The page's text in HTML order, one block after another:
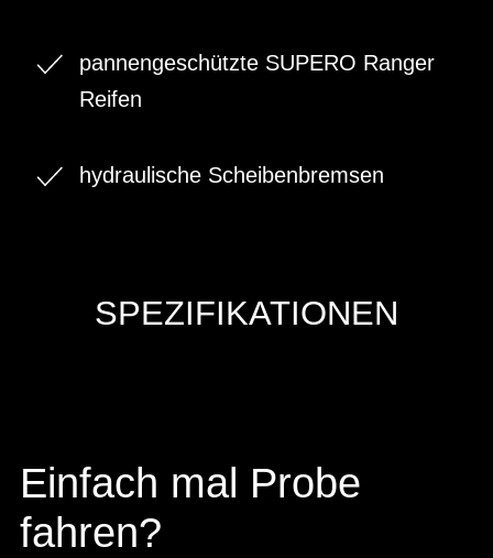
pannengeschützte SUPERO Ranger
Reifen
hydraulische Scheibenbremsen
SPEZIFIKATIONEN
Einfach mal Probe
fahren?